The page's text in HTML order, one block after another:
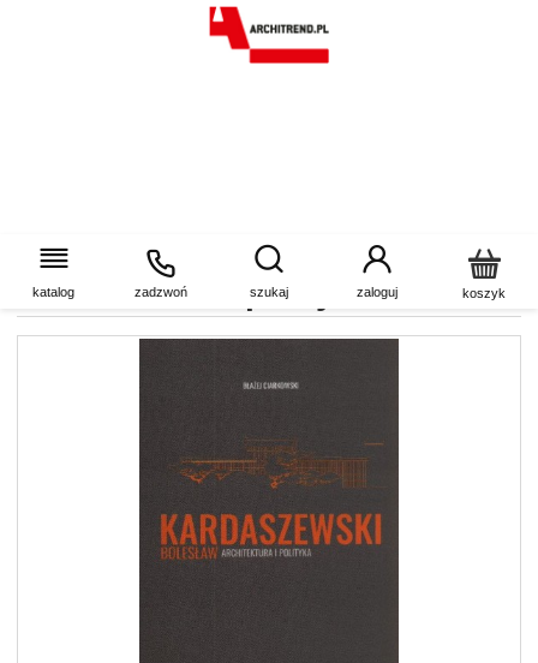
katalog zadzwoń szukaj zaloguj koszyk
Bolesław Kardaszewski.
Architektura i polityka